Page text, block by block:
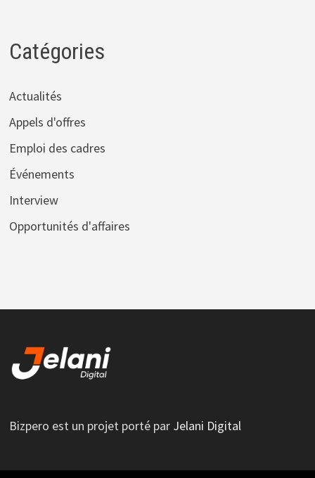
Catégories
Actualités
Appels d'offres
Emploi des cadres
Événements
Interview
Opportunités d'affaires
Bizpero est un projet porté par Jelani Digital